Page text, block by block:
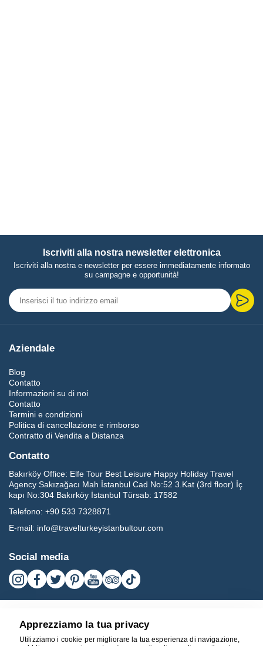
Iscriviti alla nostra newsletter elettronica
Iscriviti alla nostra e-newsletter per essere immediatamente informato
su campagne e opportunità!
Aziendale
Blog
Contatto
Informazioni su di noi
Contatto
Termini e condizioni
Politica di cancellazione e rimborso
Contratto di Vendita a Distanza
Contatto
Bakırköy Office: Elfe Tour Best Leisure Happy Holiday Travel
Agency Sakızağacı Mah İstanbul Cad No:52 3.Kat (3rd floor) İç
kapı No:304 Bakırköy İstanbul Türsab: 17582
Telefono: +90 533 7328871
E-mail: info@travelturkeyistanbultour.com
Social media
Apprezziamo la tua privacy
Utilizziamo i cookie per migliorare la tua esperienza di navigazione,